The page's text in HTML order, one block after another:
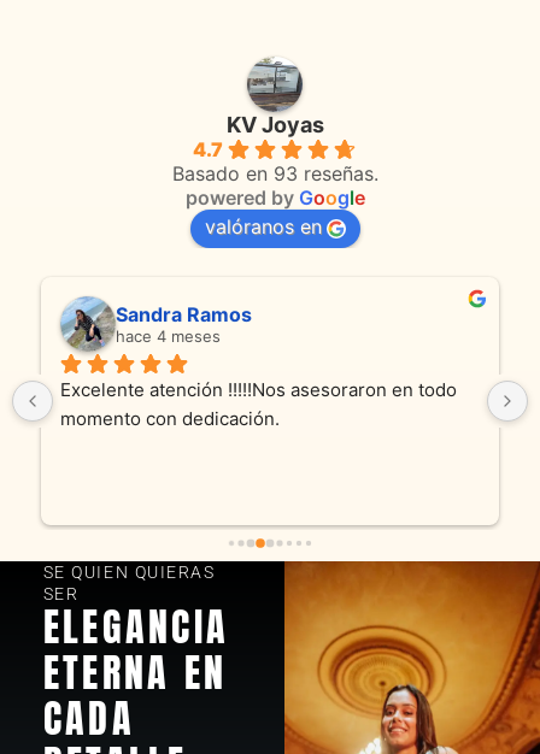
KV Joyas
4.7
Basado en 93 reseñas.
powered by Google
valóranos en
Sandra Ramos
hace 4 meses
Excelente atención !!!!!Nos asesoraron en todo
momento con dedicación.
SE QUIEN QUIERAS
SER
ELEGANCIA
ETERNA EN
CADA